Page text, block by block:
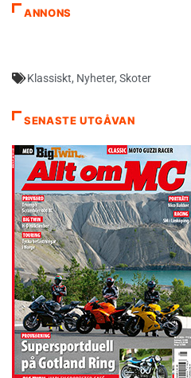
ANNONS
Klassiskt, Nyheter, Skoter
SENASTE UTGÅVAN